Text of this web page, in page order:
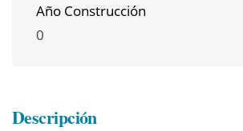
Año Construcción
0
Descripción